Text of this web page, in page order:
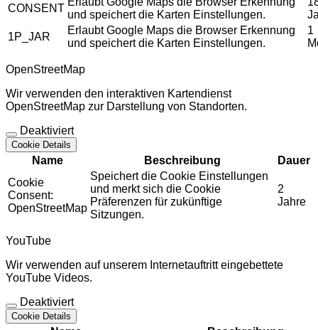
CONSENT
und speichert die Karten Einstellungen.
1P_JAR
Erlaubt Google Maps die Browser Erkennung
und speichert die Karten Einstellungen.
1
OpenStreetMap
Wir verwenden den interaktiven Kartendienst
OpenStreetMap zur Darstellung von Standorten.
Deaktiviert
Cookie Details
Name Beschreibung
Dauer
Cookie
Consent:
OpenStreetMap
Speichert die Cookie Einstellungen
und merkt sich die Cookie
Präferenzen für zukünftige
Sitzungen.
2
Jahre
YouTube
Wir verwenden auf unserem Internetauftritt eingebettete
YouTube Videos.
Deaktiviert
Cookie Details